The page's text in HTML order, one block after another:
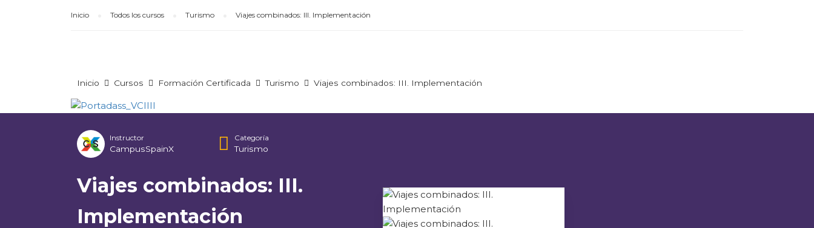
Inicio Todos los cursos Turismo Viajes combinados: III. Implementación
Inicio Cursos Formación Certificada Turismo Viajes combinados: III. Implementación
Instructor
CampusSpainX
Categoría
Turismo
Viajes combinados: III.
Implementación